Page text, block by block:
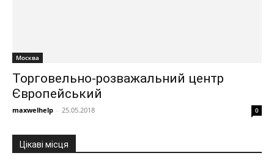
Москва
Торговельно-розважальний центр
Європейський
maxwelhelp - 25.05.2018 0
Цікаві місця